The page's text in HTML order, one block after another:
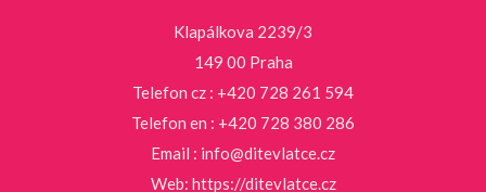
Klapálkova 2239/3
149 00 Praha
Telefon cz : +420 728 261 594
Telefon en : +420 728 380 286
Email : info@ditevlatce.cz
Web: https://ditevlatce.cz